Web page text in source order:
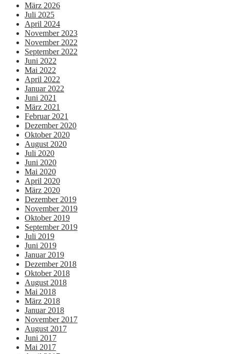
März 2026
Juli 2025
April 2024
November 2023
November 2022
September 2022
Juni 2022
Mai 2022
April 2022
Januar 2022
Juni 2021
März 2021
Februar 2021
Dezember 2020
Oktober 2020
August 2020
Juli 2020
Juni 2020
Mai 2020
April 2020
März 2020
Dezember 2019
November 2019
Oktober 2019
September 2019
Juli 2019
Juni 2019
Januar 2019
Dezember 2018
Oktober 2018
August 2018
Mai 2018
März 2018
Januar 2018
November 2017
August 2017
Juni 2017
Mai 2017